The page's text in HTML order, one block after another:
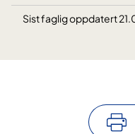
Sist faglig oppdatert